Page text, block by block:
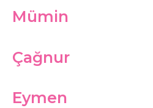
Mümin
Çağnur
Eymen